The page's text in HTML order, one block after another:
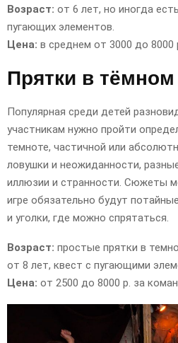
Возраст: от 6 лет, но иногда
пугающих элементов.
Цена: в среднем от 3000 до 8000
Прятки в
Популярная среди детей
участникам нужно пройти
темноте, частичной или
ловушки и неожиданности,
иллюзии и странности. Сюжеты
игре обязательно будут
и уголки, где можно спрятаться.
Возраст: простые прятки в
от 8 лет, квест с пугающими
Цена: от 2500 до 8000 р. за